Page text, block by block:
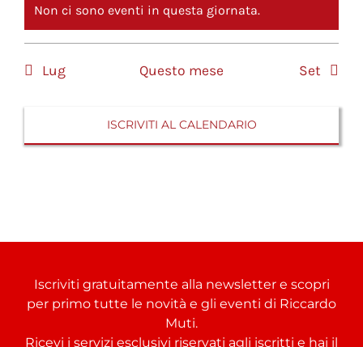
Notice
Non ci sono eventi in questa giornata.
Lug Questo mese Set
ISCRIVITI AL CALENDARIO
Iscriviti gratuitamente alla newsletter e scopri
per primo tutte le novità e gli eventi di Riccardo
Muti.
Ricevi i servizi esclusivi riservati agli iscritti e hai il